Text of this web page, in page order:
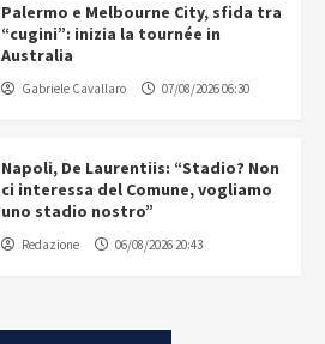
Palermo e Melbourne City, sfida tra
“cugini”: inizia la tournée in
Australia
Gabriele Cavallaro 07/08/2026 06:30
Napoli, De Laurentiis: “Stadio? Non
ci interessa del Comune, vogliamo
uno stadio nostro”
Redazione 06/08/2026 20:43